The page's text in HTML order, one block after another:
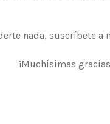
nada, suscríbete a
¡Muchísimas